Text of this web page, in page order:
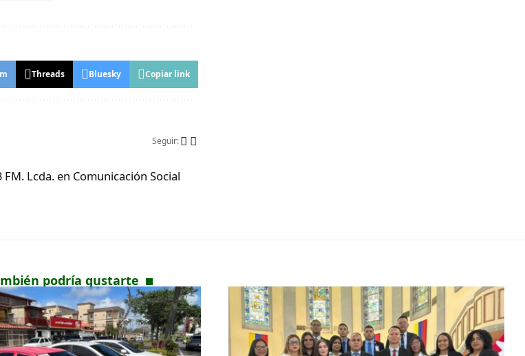
Threads Bluesky Copiar link
Seguir:
Lcda. en Comunicación Social
podría gustarte